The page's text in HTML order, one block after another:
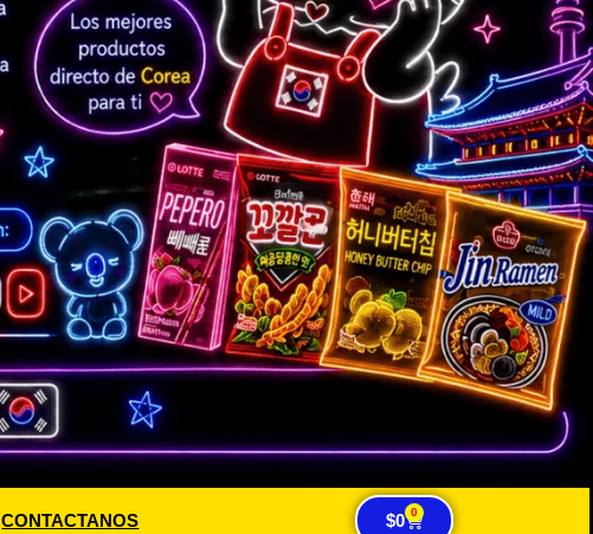
CONTACTANOS $0 0